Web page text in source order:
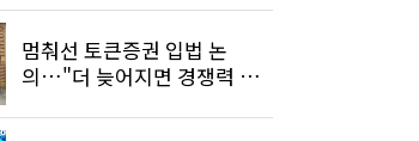
멈춰선 토큰증권 입법 논
의…"더 늦어지면 경쟁력 잃